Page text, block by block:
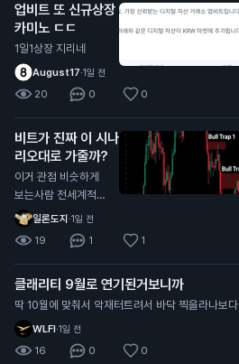
업비트 또 신규상장
카미노 ㄷㄷ
1일1상장 지리네
August17·1일 전
20 0 0
비트가 진짜 이 시나
리오대로 가줄까?
이거 관점 비슷하게
보는사람 전세계적으
로 너무 많던데
일론도지 ·1일 전
19 1 1
클래리티 9월로 연기된거보니까
딱 10월에 맞춰서 악재터트려서 바닥 찍을라나보다
WLFI·1일 전
16 0 0